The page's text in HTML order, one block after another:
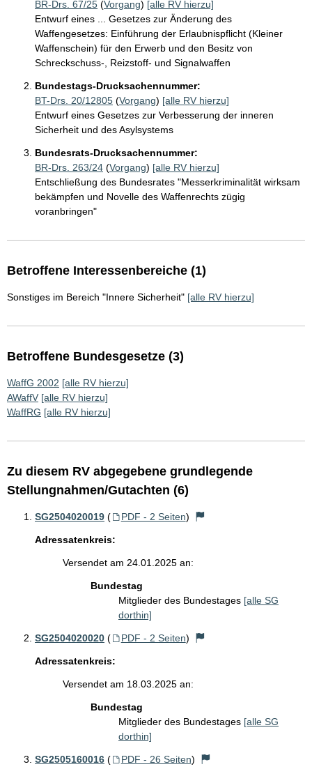
BR-Drs. 67/25 (Vorgang) [alle RV hierzu]
Entwurf eines ... Gesetzes zur Änderung des
Waffengesetzes: Einführung der Erlaubnispflicht (Kleiner
Waffenschein) für den Erwerb und den Besitz von
Schreckschuss-, Reizstoff- und Signalwaffen
Bundestags-Drucksachennummer:
BT-Drs. 20/12805 (Vorgang) [alle RV hierzu]
Entwurf eines Gesetzes zur Verbesserung der inneren
Sicherheit und des Asylsystems
Bundesrats-Drucksachennummer:
BR-Drs. 263/24 (Vorgang) [alle RV hierzu]
Entschließung des Bundesrates "Messerkriminalität wirksam
bekämpfen und Novelle des Waffenrechts zügig
voranbringen"
Betroffene Interessenbereiche (1)
Sonstiges im Bereich "Innere Sicherheit" [alle RV hierzu]
Betroffene Bundesgesetze (3)
WaffG 2002 [alle RV hierzu]
AWaffV [alle RV hierzu]
WaffRG [alle RV hierzu]
Zu diesem RV abgegebene grundlegende
Stellungnahmen/Gutachten (6)
SG2504020019 ( PDF - 2 Seiten)
Adressatenkreis:
Versendet am 24.01.2025 an:
Bundestag
Mitglieder des Bundestages [alle SG
dorthin]
SG2504020020 ( PDF - 2 Seiten)
Adressatenkreis:
Versendet am 18.03.2025 an:
Bundestag
Mitglieder des Bundestages [alle SG
dorthin]
SG2505160016 ( PDF - 26 Seiten)